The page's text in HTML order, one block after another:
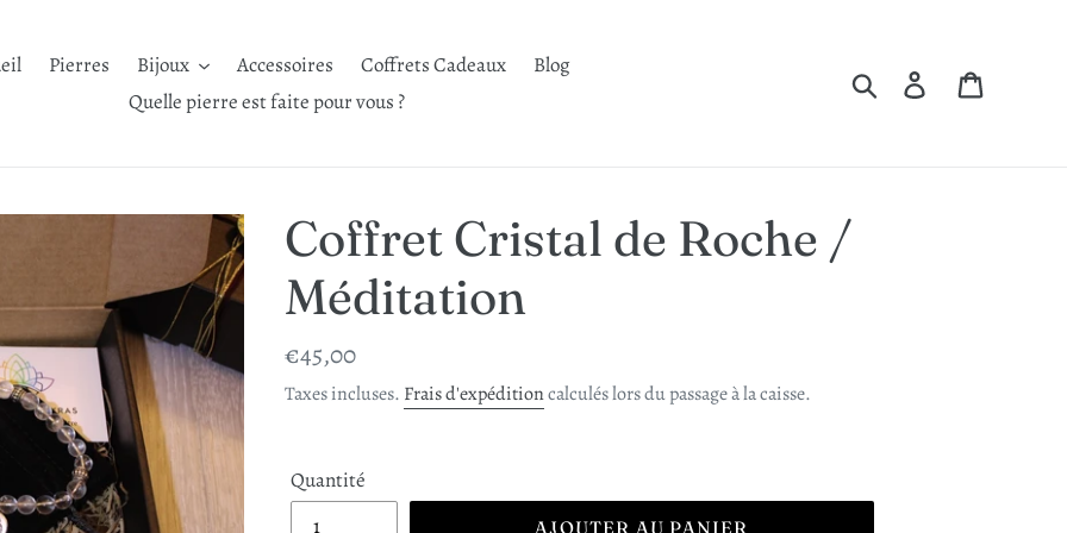
Pierres Bijoux Accessoires Coffrets Cadeaux
Blog
Quelle pierre est faite pour vous ?
RechercherSe connecter
Coffret Cristal de Roche /
Méditation
Prix
normal
€45,00
Taxes incluses. Frais d'expéditioncalculés lors du passage à la caisse.
Quantité
AJOUTER AU PANIER